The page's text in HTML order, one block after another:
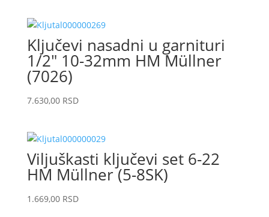
Ključevi nasadni u garnituri
1/2″ 10-32mm HM Müllner
(7026)
7.630,00 RSD
Viljuškasti ključevi set 6-22
HM Müllner (5-8SK)
1.669,00 RSD